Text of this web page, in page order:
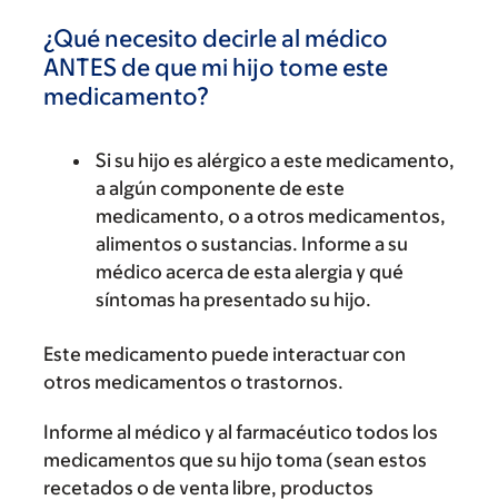
¿Qué necesito decirle al médico
ANTES de que mi hijo tome este
medicamento?
Si su hijo es alérgico a este medicamento,
a algún componente de este
medicamento, o a otros medicamentos,
alimentos o sustancias. Informe a su
médico acerca de esta alergia y qué
síntomas ha presentado su hijo.
Este medicamento puede interactuar con
otros medicamentos o trastornos.
Informe al médico y al farmacéutico todos los
medicamentos que su hijo toma (sean estos
recetados o de venta libre, productos